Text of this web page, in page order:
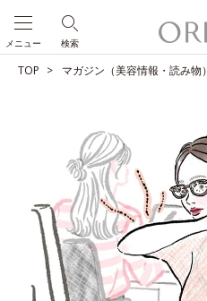
検索
メニュー
TOP マガジン（美容情報・読み物）